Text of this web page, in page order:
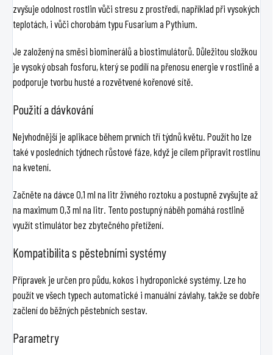
zvyšuje odolnost rostlin vůči stresu z prostředí, například při vysokých
teplotách, i vůči chorobám typu Fusarium a Pythium.
Je založený na směsi biominerálů a biostimulátorů. Důležitou složkou
je vysoký obsah fosforu, který se podílí na přenosu energie v rostlině a
podporuje tvorbu husté a rozvětvené kořenové sítě.
Použití a dávkování
Nejvhodnější je aplikace během prvních tří týdnů květu. Použít ho lze
také v posledních týdnech růstové fáze, když je cílem připravit rostlinu
na kvetení.
Začněte na dávce 0,1 ml na litr živného roztoku a postupně zvyšujte až
na maximum 0,3 ml na litr. Tento postupný náběh pomáhá rostlině
využít stimulátor bez zbytečného přetížení.
Kompatibilita s pěstebními systémy
Přípravek je určen pro půdu, kokos i hydroponické systémy. Lze ho
použít ve všech typech automatické i manuální závlahy, takže se dobře
začlení do běžných pěstebních sestav.
Parametry